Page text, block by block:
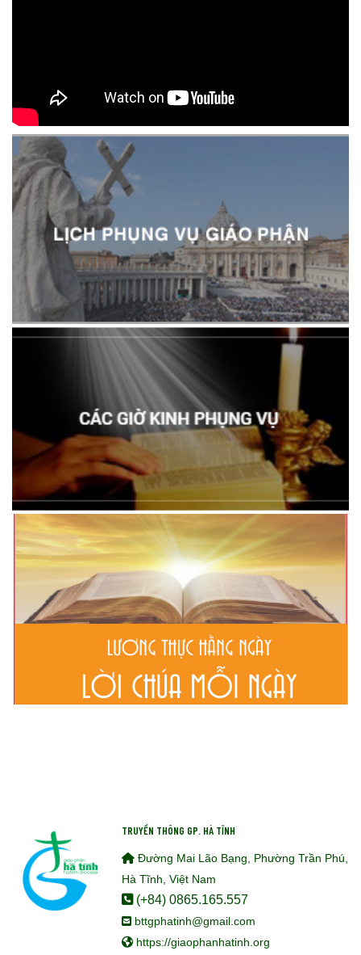
TRUYỀN THÔNG GP. HÀ TĨNH
Đường Mai Lão Bạng, Phường Trần Phú,
Hà Tĩnh, Việt Nam
(+84) 0865.165.557
bttgphatinh@gmail.com
https://giaophanhatinh.org